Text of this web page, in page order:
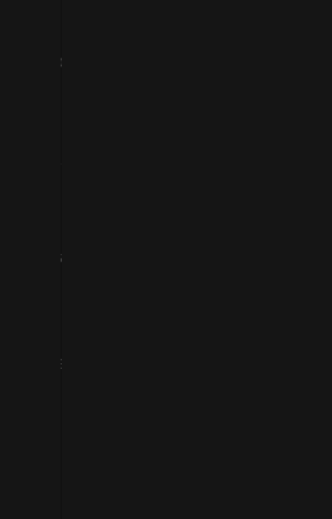
sell between hotels, spas, dining, and
data into a centralized, unified profile.
fallback sequence: WhatsApp
as a centralized real-time data hub.